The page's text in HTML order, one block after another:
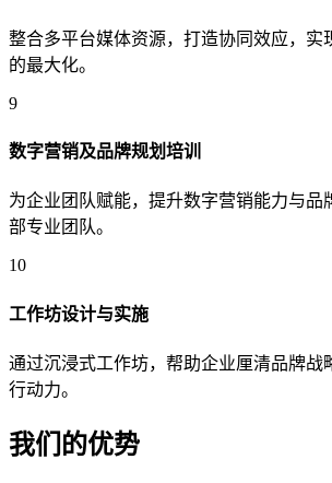
整合多平台媒体资源，打造协同效应，实
的最大化。
9
数字营销及品牌规划培训
为企业团队赋能，提升数字营销能力与品
部专业团队。
10
工作坊设计与实施
通过沉浸式工作坊，帮助企业厘清品牌战
行动力。
我们的优势